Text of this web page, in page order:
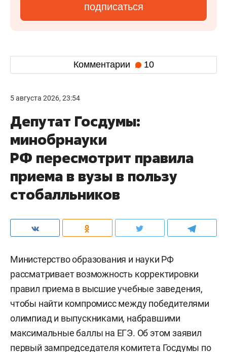
подписаться
Комментарии 10
5 августа 2026, 23:54
Депутат Госдумы:
минобрнауки
РФ пересмотрит правила
приема в вузы в пользу
стобалльников
Министерство образования и науки РФ
рассматривает возможность корректировки
правил приема в высшие учебные заведения,
чтобы найти компромисс между победителями
олимпиад и выпускниками, набравшими
максимальные баллы на ЕГЭ. Об этом заявил
первый зампредседателя комитета Госдумы по